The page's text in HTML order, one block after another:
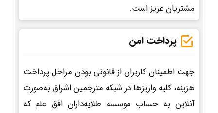
مشتریان عزیز است.
پرداخت امن
جهت اطمینان کاربران از قانونی بودن مراحل پرداخت
هزینه، کلیه واریزها در شبکه مترجمین اشراق به‌صورت
آنلاین به حساب موسسه طلایه‌داران افق علم که